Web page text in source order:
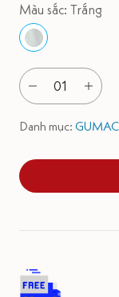
Màu sắc: Trắng
01
Danh mục: